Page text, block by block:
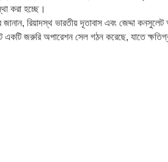
করা হচ্ছে।
জানান, রিয়াদস্থ ভারতীয় দূতাবাস এবং জেদ্দা
একটি জরুরি অপারেশন সেল গঠন করেছে, যাতে